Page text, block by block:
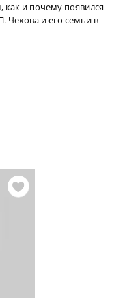
как и почему появился
Чехова и его семьи в